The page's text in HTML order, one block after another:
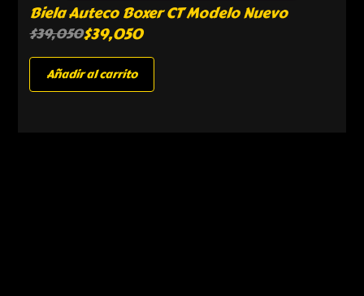
Biela Auteco Boxer CT Modelo Nuevo
$39,050$39,050
Añadir al carrito